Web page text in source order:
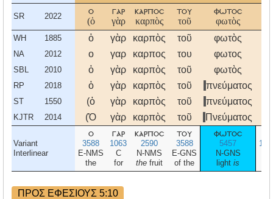
SR 2022
ο
(ὁ
γαρ
γὰρ
καρποσ
καρπὸς
του
τοῦ
φωτοσ
φωτὸς
WH 1885 ὁ γὰρ καρπὸς τοῦ φωτὸς
NA 2012 ο γαρ καρπος του φωτος
SBL 2010 ὁ γὰρ καρπὸς τοῦ φωτὸς
RP 2018 ὁ γὰρ καρπὸς τοῦ πνεύματος
ST 1550 (ὁ γὰρ καρπὸς τοῦ πνεύματος
KJTR 2014 (Ὁ γὰρ καρπὸς τοῦ Πνεύματος
Variant
Interlinear
ο
3588
E-NMS
the
γαρ
1063
C
for
καρποσ
2590
N-NMS
the fruit
του
3588
E-GNS
of the
φωτοσ
5457
N-GNS
light is
ΠΡΟΣ ΕΦΕΣΙΟΥΣ 5:10